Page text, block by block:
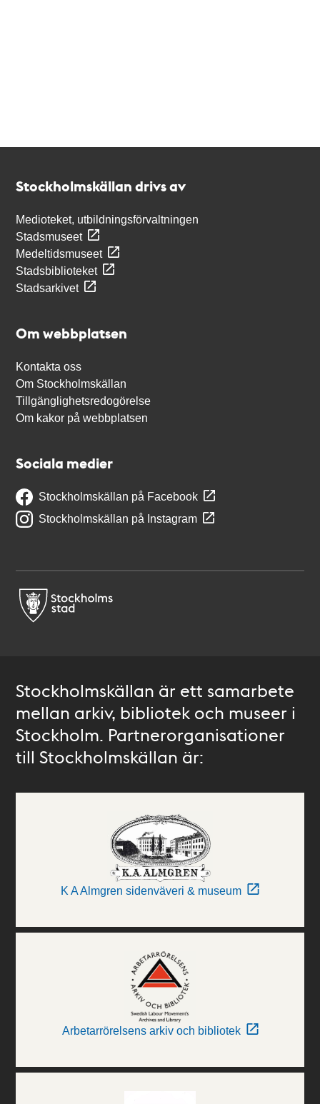
Stockholmskällan drivs av
Medioteket, utbildningsförvaltningen
Stadsmuseet
Medeltidsmuseet
Stadsbiblioteket
Stadsarkivet
Om webbplatsen
Kontakta oss
Om Stockholmskällan
Tillgänglighetsredogörelse
Om kakor på webbplatsen
Sociala medier
Stockholmskällan på Facebook
Stockholmskällan på Instagram
Stockholmskällan är ett samarbete
mellan arkiv, bibliotek och museer i
Stockholm. Partnerorganisationer
till Stockholmskällan är:
K A Almgren sidenväveri & museum
Arbetarrörelsens arkiv och bibliotek